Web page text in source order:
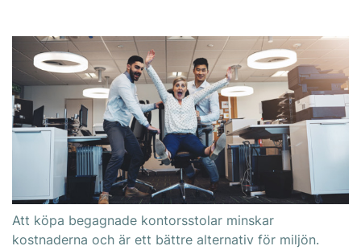
Att köpa begagnade kontorsstolar minskar
kostnaderna och är ett bättre alternativ för miljön.